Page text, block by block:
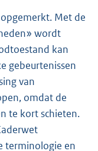
Met de
wordt
kan
gebeurtenissen
van
omdat de
te kort schieten.
terminologie en